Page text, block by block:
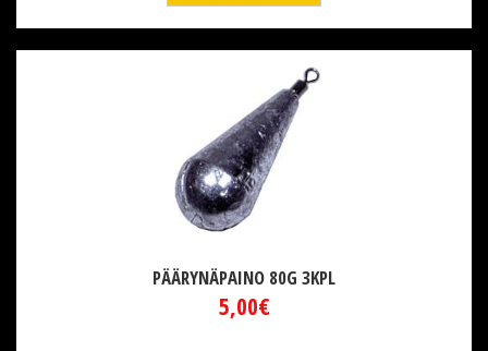
PÄÄRYNÄPAINO 80G 3KPL
5,00€